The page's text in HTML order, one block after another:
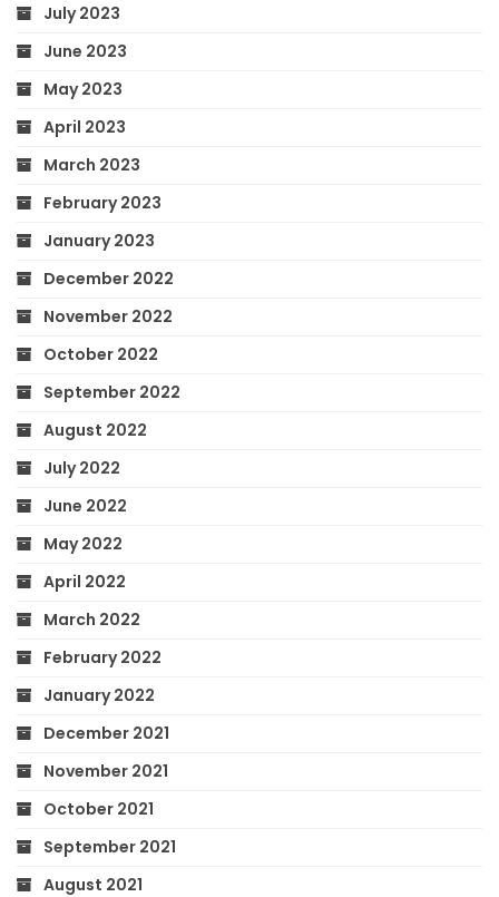
July 2023
June 2023
May 2023
April 2023
March 2023
February 2023
January 2023
December 2022
November 2022
October 2022
September 2022
August 2022
July 2022
June 2022
May 2022
April 2022
March 2022
February 2022
January 2022
December 2021
November 2021
October 2021
September 2021
August 2021